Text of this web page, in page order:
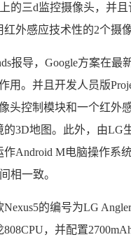
的三d监控摄像头，并
外感应技术性的2个摄像
报导，Google方案在最
用。并且开发人员版
头控制模块和一个红外
3D地图。此外，由LG
Android M电脑操作系
相一致。
的编号为LG
，并配置